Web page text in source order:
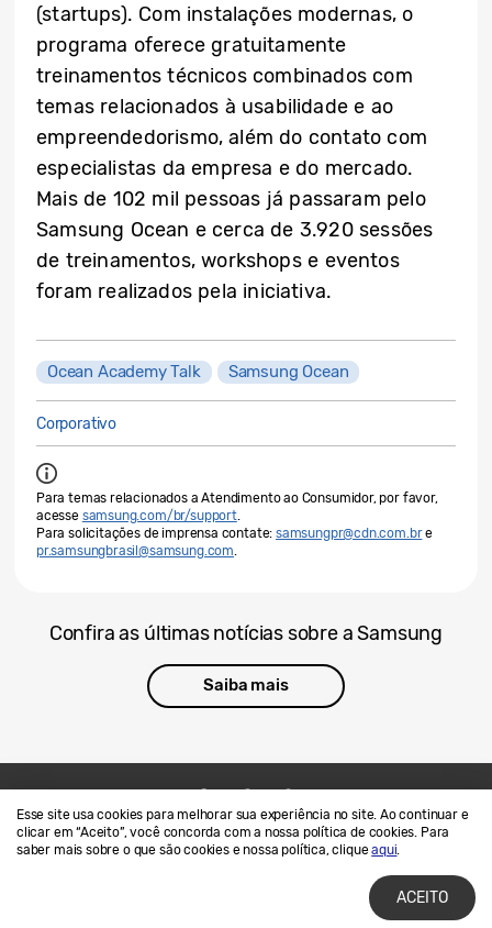
Esse site usa cookies para melhorar sua experiência no site. Ao continuar e
clicar em “Aceito”, você concorda com a nossa política de cookies. Para
saber mais sobre o que são cookies e nossa política, cliqueaqui.
ACEITO
(startups). Com instalações modernas, o
programa oferece gratuitamente
treinamentos técnicos combinados com
temas relacionados à usabilidade e ao
empreendedorismo, além do contato com
especialistas da empresa e do mercado.
Mais de 102 mil pessoas já passaram pelo
Samsung Ocean e cerca de 3.920 sessões
de treinamentos, workshops e eventos
foram realizados pela iniciativa.
Ocean Academy Talk Samsung Ocean
Corporativo
Para temas relacionados a Atendimento ao Consumidor, por favor,
acesse samsung.com/br/support.
Para solicitações de imprensa contate: samsungpr@cdn.com.bre
pr.samsungbrasil@samsung.com
Confira as últimas notícias sobre a Samsung
Saiba mais
Contato
SAMSUNG.COM
Termos de Uso
Privacidade e Cookies